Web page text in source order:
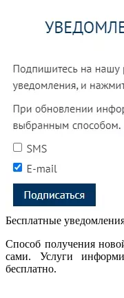
Бесплатные
Способ получения
сами. Услуги
бесплатно.